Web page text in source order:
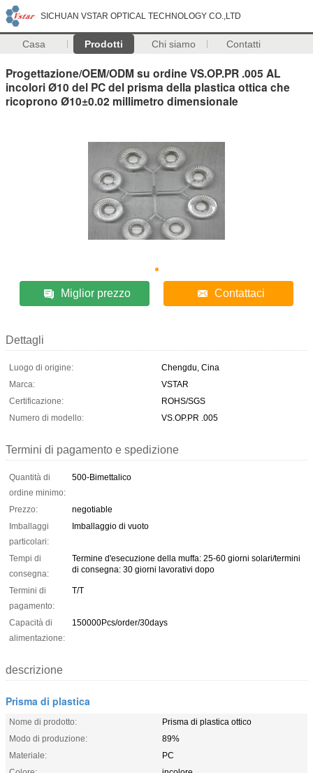
SICHUAN VSTAR OPTICAL TECHNOLOGY CO.,LTD
Casa Prodotti Chi siamo Contatti
Progettazione/OEM/ODM su ordine VS.OP.PR .005 AL
incolori Ø10 del PC del prisma della plastica ottica che
ricoprono Ø10±0.02 millimetro dimensionale
Miglior prezzo Contattaci
Dettagli
Luogo di origine:
Chengdu, Cina
Marca:
VSTAR
Certificazione:
ROHS/SGS
Numero di modello:
VS.OP.PR .005
Termini di pagamento e spedizione
Quantità di
ordine minimo:
500-Bimettalico
Prezzo:
negotiable
Imballaggi
particolari:
Imballaggio di vuoto
Tempi di
consegna:
Termine d'esecuzione della muffa: 25-60 giorni solari/termini
di consegna: 30 giorni lavorativi dopo
Termini di
pagamento:
T/T
Capacità di
alimentazione:
150000Pcs/order/30days
descrizione
Prisma di plastica
Nome di prodotto:
Prisma di plastica ottico
Modo di produzione:
89%
Materiale:
PC